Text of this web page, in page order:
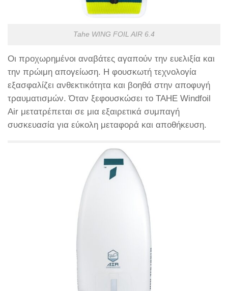
Tahe WING FOIL AIR 6.4
Οι προχωρημένοι αναβάτες αγαπούν την ευελιξία και
την πρώιμη απογείωση. Η φουσκωτή τεχνολογία
εξασφαλίζει ανθεκτικότητα και βοηθά στην αποφυγή
τραυματισμών. Όταν ξεφουσκώσει το TAHE Windfoil
Air μετατρέπεται σε μια εξαιρετικά συμπαγή
συσκευασία για εύκολη μεταφορά και αποθήκευση.